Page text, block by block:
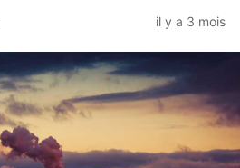
il y a 3 mois